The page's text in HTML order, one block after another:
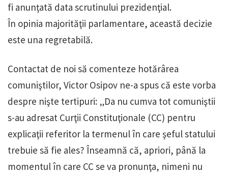
fi anunţată data scrutinului prezidenţial.
În opinia majorităţii parlamentare, această decizie
este una regretabilă.
Contactat de noi să comenteze hotărârea
comuniştilor, Victor Osipov ne-a spus că este vorba
despre nişte tertipuri: „Da nu cumva tot comuniştii
s-au adresat Curţii Constituţionale (CC) pentru
explicaţii referitor la termenul în care şeful statului
trebuie să fie ales? Înseamnă că, apriori, până la
momentul în care CC se va pronunţa, nimeni nu